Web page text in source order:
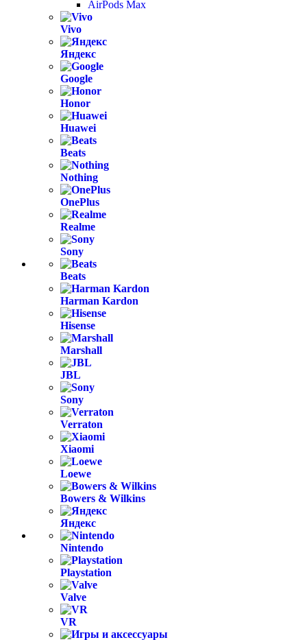
AirPods Max
Vivo
Яндекс
Google
Honor
Huawei
Beats
Nothing
OnePlus
Realme
Sony
Beats
Harman Kardon
Hisense
Marshall
JBL
Sony
Verraton
Xiaomi
Loewe
Bowers & Wilkins
Яндекс
Nintendo
Playstation
Valve
VR